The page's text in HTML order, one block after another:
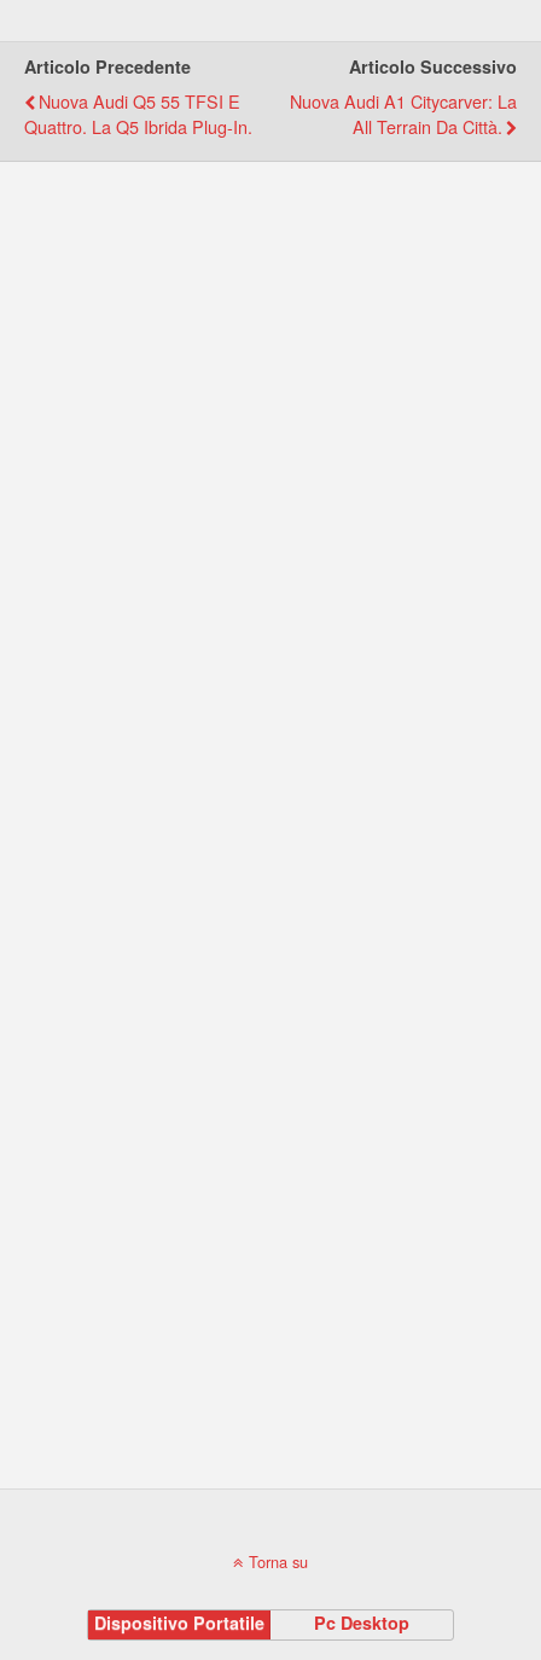
Articolo Precedente
Nuova Audi Q5 55 TFSI E
Quattro. La Q5 Ibrida Plug-In.
Articolo Successivo
Nuova Audi A1 Citycarver: La
All Terrain Da Città.
Torna su
Dispositivo Portatile Pc Desktop